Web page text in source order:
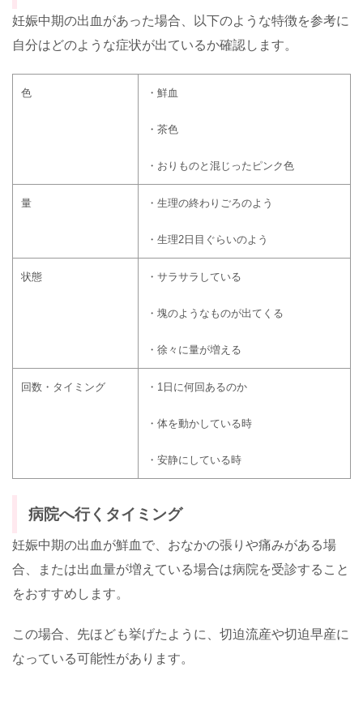
妊娠中期の出血があった場合、以下のような特徴を参考に
自分はどのような症状が出ているか確認します。
色 ・鮮血
・茶色
・おりものと混じったピンク色
量 ・生理の終わりごろのよう
・生理2 日目ぐらいのよう
状態 ・サラサラしている
・塊のようなものが出てくる
・徐々に量が増える
回数・タイミング ・ 1 日に何回あるのか
・体を動かしている時
・安静にしている時
病院へ行くタイミング
妊娠中期の出血が鮮血で、おなかの張りや痛みがある場
合、または出血量が増えている場合は病院を受診すること
をおすすめします。
この場合、先ほども挙げたように、 切迫流産や切迫早産に
なっている可能性があります。